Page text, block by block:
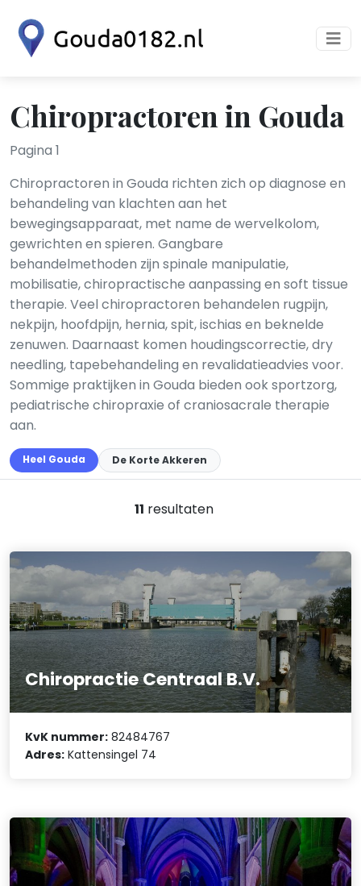
Chiropractoren in Gouda
Pagina 1
Chiropractoren in Gouda richten zich op diagnose en
behandeling van klachten aan het
bewegingsapparaat, met name de wervelkolom,
gewrichten en spieren. Gangbare
behandelmethoden zijn spinale manipulatie,
mobilisatie, chiropractische aanpassing en soft tissue
therapie. Veel chiropractoren behandelen rugpijn,
nekpijn, hoofdpijn, hernia, spit, ischias en beknelde
zenuwen. Daarnaast komen houdingscorrectie, dry
needling, tapebehandeling en revalidatieadvies voor.
Sommige praktijken in Gouda bieden ook sportzorg,
pediatrische chiropraxie of craniosacrale therapie
aan.
Heel Gouda De Korte Akkeren
11 resultaten
Chiropractie Centraal B.V.
KvK nummer: 82484767
Adres: Kattensingel 74